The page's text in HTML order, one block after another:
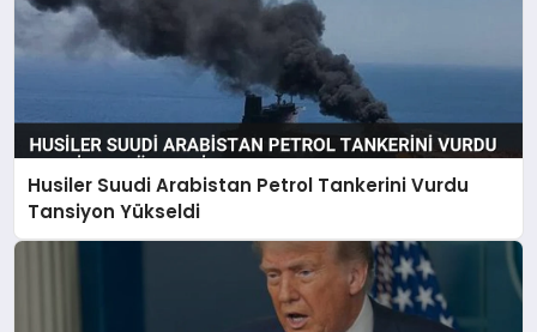
Husiler Suudi Arabistan Petrol Tankerini Vurdu
Tansiyon Yükseldi